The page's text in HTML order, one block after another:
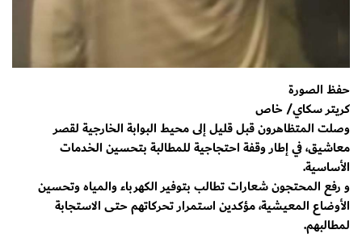
حفظ الصورة
كريتر سكاي/ خاص
وصلت المتظاهرون قبل قليل إلى محيط البوابة الخارجية لقصر
معاشيق، في إطار وقفة احتجاجية للمطالبة بتحسين الخدمات
الأساسية.
و رفع المحتجون شعارات تطالب بتوفير الكهرباء والمياه وتحسين
الأوضاع المعيشية، مؤكدين استمرار تحركاتهم حتى الاستجابة
لمطالبهم.